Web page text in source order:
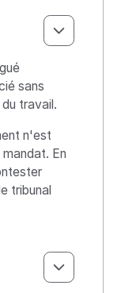
sans
travail.
n'est
En
tribunal